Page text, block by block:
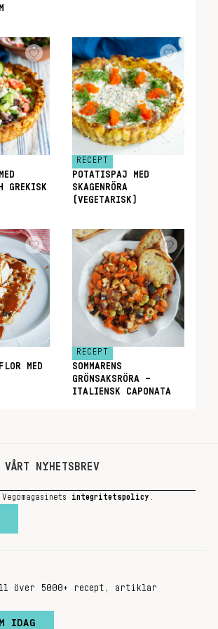
GREKISK
RECEPT
POTATISPAJ MED
SKAGENRÖRA
(VEGETARISK)
MED
RECEPT
SOMMARENS
GRÖNSAKSRÖRA –
ITALIENSK CAPONATA
NYHETSBREV
integritetspolicy
över 5000+ recept, artiklar
IDAG